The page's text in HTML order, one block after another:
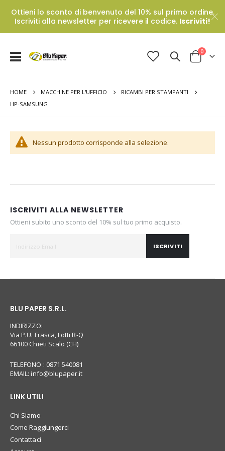
Ottieni lo sconto di benvenuto del 10% sul primo ordine.
Iscriviti alla newsletter per ricevere il codice. Iscriviti!
Toggle
Cart
0Prodotti
HOME MACCHINE PER L'UFFICIO
RICAMBI PER STAMPANTI
HP-SAMSUNG
Nessun prodotto corrisponde alla selezione.
ISCRIVITI ALLA NEWSLETTER
Ottieni subito uno sconto del 10% sul tuo primo acquisto.
ISCRIVITI
BLU PAPER S.R.L.
INDIRIZZO:
Via P.U. Frasca, Lotti R-Q
66100 Chieti Scalo (CH)
TELEFONO : 0871 540081
EMAIL:info@blupaper.it
LINK UTILI
Chi Siamo
Come Raggiungerci
Contattaci